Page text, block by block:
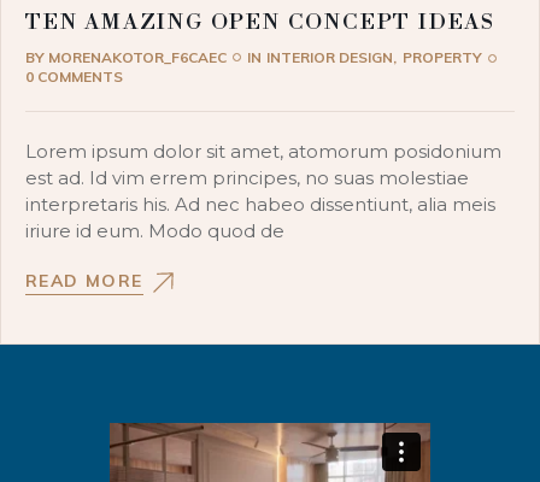
TEN AMAZING OPEN CONCEPT IDEAS
BY MORENAKOTOR_F6CAEC IN INTERIOR DESIGN
PROPERTY
0 COMMENTS
Lorem ipsum dolor sit amet, atomorum posidonium
est ad. Id vim errem principes, no suas molestiae
interpretaris his. Ad nec habeo dissentiunt, alia meis
iriure id eum. Modo quod de
READ MORE